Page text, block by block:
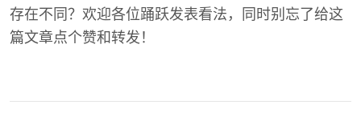
存在不同？欢迎各位踊跃发表看法，同时别忘了给这
篇文章点个赞和转发！